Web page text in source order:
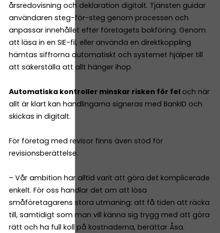
årsredovisning och deklaration digitalt. Tjänsten guidar
användaren steg-för-steg genom processen och
anpassar innehållet efter företagets bokföring. Genom
att läsa in en SIE-fil, eller använda en direktkoppling
hämtas siffrorna automatiskt och systemet hjälper till
att säkerställa att allt hänger ihop.
Automatiska kontroller minskar risken för fel och när
allt är klart kan handlingarna signeras med BankID och
skickas in digitalt.
För företag med revisor finns även stöd för
revisionsberättelse.
– Vår ambition har alltid varit att göra det komplicerade
enkelt. För oss handlar det om att lösa
småföretagarens stora utmaning: att få tiden att räcka
till, samtidigt som man vill känna sig trygg med att göra
rätt och ha full koll på kostnaderna, berättar Åsa.